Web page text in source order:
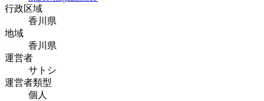
行政区域
香川県
地域
香川県
運営者
サトシ
運営者類型
個人